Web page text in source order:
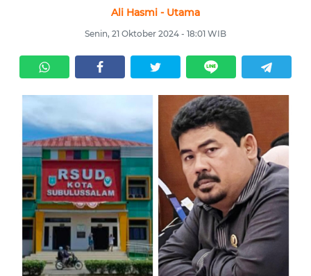
Ali Hasmi - Utama
Senin, 21 Oktober 2024 - 18:01 WIB
SERBI
HUKRIM
OPINI
PERISTIWA
Informasi
INDEKS
BERITA